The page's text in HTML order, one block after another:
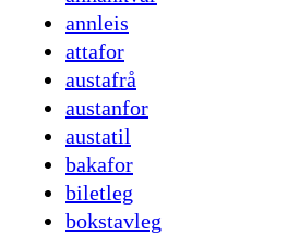
annleis
attafor
austafrå
austanfor
austatil
bakafor
biletleg
bokstavleg